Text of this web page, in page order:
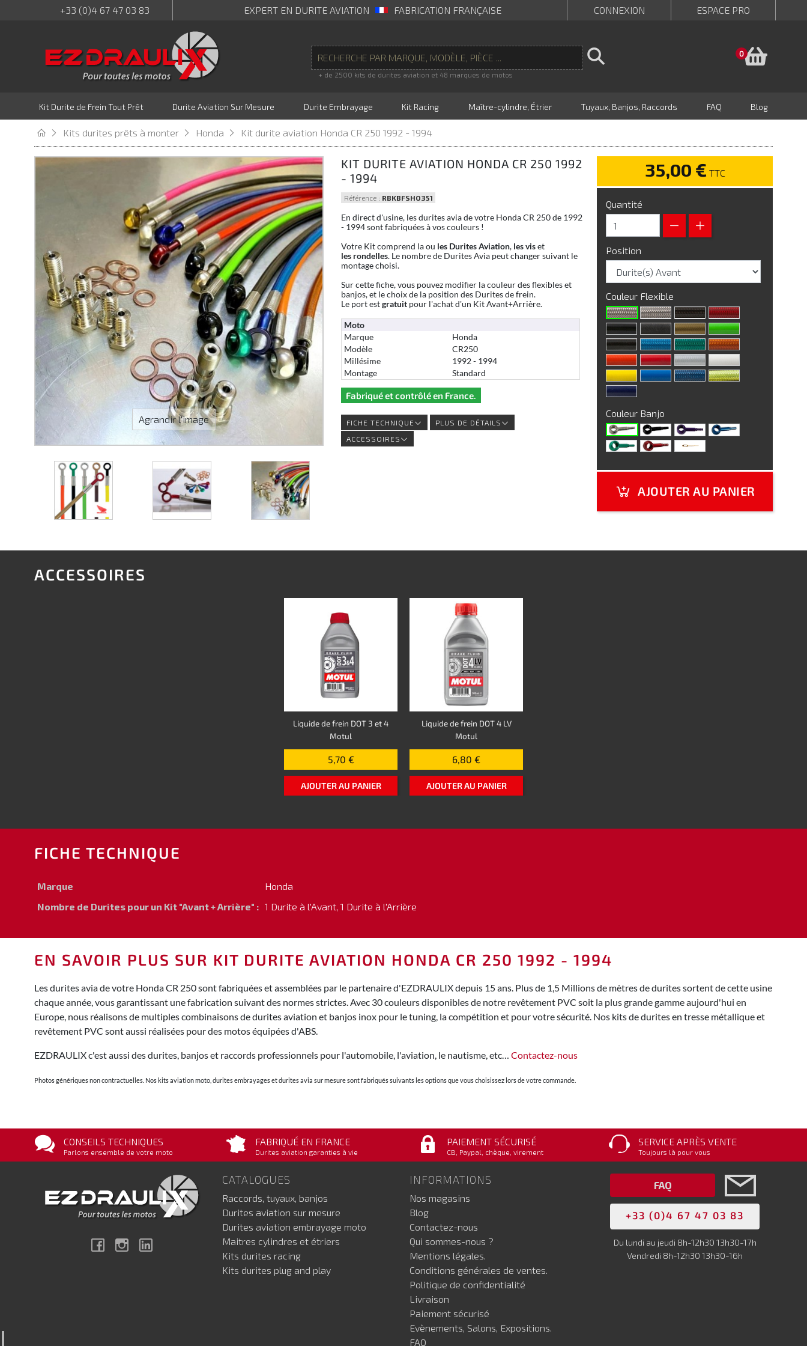
+33 (0)4 67 47 03 83 EXPERT EN DURITE AVIATION FABRICATION FRANÇAISE CONNEXION ESPACE PRO
+ de 2500 kits de durites aviation et 48 marques de motos
0
Kit Durite de Frein Tout Prêt Durite Aviation Sur Mesure Durite Embrayage Kit Racing Maître-cylindre, Étrier Tuyaux, Banjos, Raccords FAQ Blog
Kits durites prêts à monter Honda Kit durite aviation Honda CR 250 1992 - 1994
Agrandir l'image
KIT DURITE AVIATION HONDA CR 250 1992
- 1994
Référence : RBKBFSHO351
En direct d'usine, les durites avia de votre Honda CR 250 de 1992
- 1994 sont fabriquées à vos couleurs !
Votre Kit comprend la ou les Durites Aviation, les viset
les rondelles. Le nombre de Durites Avia peut changer suivant le
montage choisi.
Sur cette fiche, vous pouvez modifier la couleur des flexibles et
banjos, et le choix de la position des Durites de frein.
Le port estgratuitpour l'achat d'un Kit Avant+Arrière.
Moto
Marque
Honda
Modèle
CR250
Millésime
1992 - 1994
Montage
Standard
Fabriqué et contrôlé en France.
FICHE TECHNIQUE
PLUS DE DÉTAILS
ACCESSOIRES
35,00 € TTC
Quantité
Position
Couleur Flexible
Couleur Banjo
AJOUTER AU PANIER
ACCESSOIRES
Liquide de frein DOT 3 et 4
Motul
5,70 €
AJOUTER AU PANIER
Liquide de frein DOT 4 LV
Motul
6,80 €
AJOUTER AU PANIER
FICHE TECHNIQUE
Marque
Honda
Nombre de Durites pour un Kit "Avant + Arrière" : 1 Durite à l'Avant, 1 Durite à l'Arrière
EN SAVOIR PLUS SUR KIT DURITE AVIATION HONDA CR 250 1992 - 1994
Les durites avia de votre Honda CR 250 sont fabriquées et assemblées par le partenaire d'EZDRAULIX depuis 15 ans. Plus de 1,5 Millions de mètres de durites sortent de cette usine
chaque année, vous garantissant une fabrication suivant des normes strictes. Avec 30 couleurs disponibles de notre revêtement PVC soit la plus grande gamme aujourd'hui en
Europe, nous réalisons de multiples combinaisons de durites aviation et banjos inox pour le tuning, la compétition et pour votre sécurité. Nos kits de durites en tresse métallique et
revêtement PVC sont aussi réalisées pour des motos équipées d'ABS.
EZDRAULIX c'est aussi des durites, banjos et raccords professionnels pour l'automobile, l'aviation, le nautisme, etc… Contactez-nous
Photos génériques non contractuelles. Nos kits aviation moto, durites embrayages et durites avia sur mesure sont fabriqués suivants les options que vous choisissez lors de votre commande.
CONSEILS TECHNIQUES
Parlons ensemble de votre moto
FABRIQUÉ EN FRANCE
Durites aviation garanties à vie
PAIEMENT SÉCURISÉ
CB, Paypal, chèque, virement
SERVICE APRÈS VENTE
Toujours là pour vous
FacebookInstagram
CATALOGUES
Raccords, tuyaux, banjos
Durites aviation sur mesure
Durites aviation embrayage moto
Maitres cylindres et étriers
Kits durites racing
Kits durites plug and play
INFORMATIONS
Nos magasins
Blog
Contactez-nous
Qui sommes-nous ?
Mentions légales.
Conditions générales de ventes.
Politique de confidentialité
Livraison
Paiement sécurisé
Evènements, Salons, Expositions.
FAQ
FAQ
+33 (0)4 67 47 03 83
Du lundi au jeudi 8h-12h30 13h30-17h
Vendredi 8h-12h30 13h30-16h